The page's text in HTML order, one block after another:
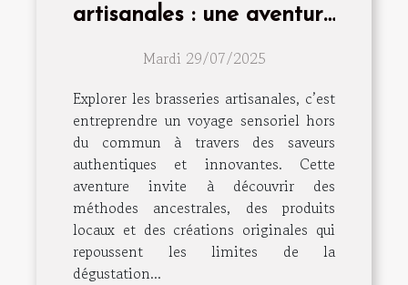
artisanales : une aventure
Mardi 29/07/2025
Explorer les brasseries artisanales, c’est
entreprendre un voyage sensoriel hors
du commun à travers des saveurs
authentiques et innovantes. Cette
aventure invite à découvrir des
méthodes ancestrales, des produits
locaux et des créations originales qui
repoussent les limites de la
dégustation...